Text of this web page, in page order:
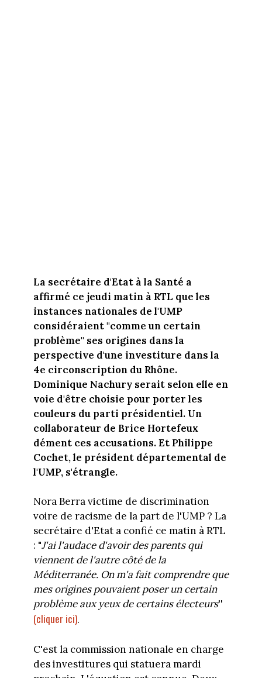
La secrétaire d'Etat à la Santé a
affirmé ce jeudi matin à RTL que les
instances nationales de l'UMP
considéraient "comme un certain
problème" ses origines dans la
perspective d'une investiture dans la
4e circonscription du Rhône.
Dominique Nachury serait selon elle en
voie d'être choisie pour porter les
couleurs du parti présidentiel. Un
collaborateur de Brice Hortefeux
dément ces accusations. Et Philippe
Cochet, le président départemental de
l'UMP, s'étrangle.
Nora Berra victime de discrimination
voire de racisme de la part de l'UMP ? La
secrétaire d'Etat a confié ce matin à RTL
: "J'ai l'audace d'avoir des parents qui
viennent de l'autre côté de la
Méditerranée. On m'a fait comprendre que
mes origines pouvaient poser un certain
problème aux yeux de certains électeurs''
(cliquer ici).
C'est la commission nationale en charge
des investitures qui statuera mardi